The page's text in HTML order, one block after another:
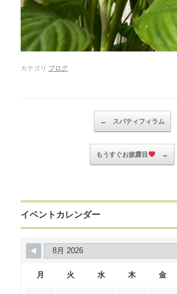
カテゴリ ブログ
← スパティフィラム
もうすぐお披露目 →
イベントカレンダー
月 火 水 木 金